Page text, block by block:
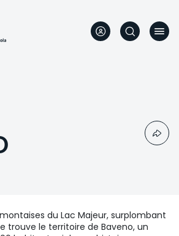
du Lac Majeur, surplombant
trouve le territoire de Baveno, un